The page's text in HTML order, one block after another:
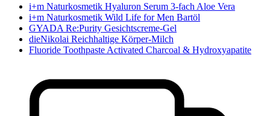
i+m Naturkosmetik Hyaluron Serum 3-fach Aloe Vera
i+m Naturkosmetik Wild Life for Men Bartöl
GYADA Re:Purity Gesichtscreme-Gel
dieNikolai Reichhaltige Körper-Milch
Fluoride Toothpaste Activated Charcoal & Hydroxyapatite